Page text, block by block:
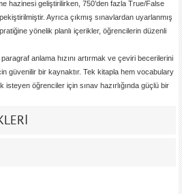
hazinesi geliştirilirken, 750’den fazla True/False
Ayrıca çıkmış sınavlardan uyarlanmış
yönelik planlı içerikler, öğrencilerin düzenli
anlama hızını artırmak ve çeviri becerilerini
güvenilir bir kaynaktır. Tek kitapla hem vocabulary
isteyen öğrenciler için sınav hazırlığında güçlü bir